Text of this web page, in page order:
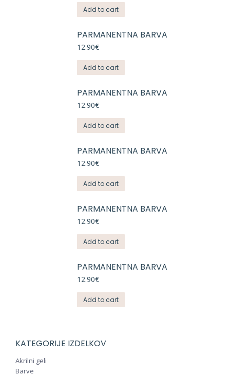
Add to cart
PARMANENTNA BARVA
12.90€
Add to cart
PARMANENTNA BARVA
12.90€
Add to cart
PARMANENTNA BARVA
12.90€
Add to cart
PARMANENTNA BARVA
12.90€
Add to cart
PARMANENTNA BARVA
12.90€
Add to cart
KATEGORIJE IZDELKOV
Akrilni geli
Barve